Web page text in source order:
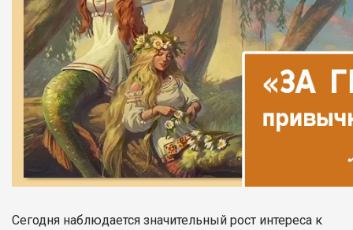
Сегодня наблюдается значительный рост интереса к